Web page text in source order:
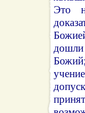
Это